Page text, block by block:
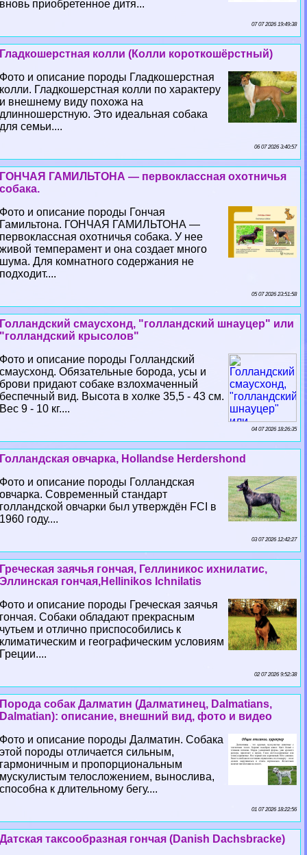
вновь приобретенное дитя...
07 07 2026 19:49:38
Гладкошерстная колли (Колли короткошёрстный)
Фото и описание породы Гладкошерстная
колли. Гладкошерстная колли по хаpaктеру
и внешнему виду похожа на
длинношерстную. Это идеальная собака
для семьи....
06 07 2026 3:40:57
ГОНЧАЯ ГАМИЛЬТОНА — первоклассная охотничья
собака.
Фото и описание породы Гончая
Гамильтона. ГОНЧАЯ ГАМИЛЬТОНА —
первоклассная охотничья собака. У нее
живой темперамент и она создает много
шума. Для комнатного содержания не
подходит....
05 07 2026 23:51:58
Голландский смаусхонд, "голландский шнауцер" или
"голландский крысолов"
Фото и описание породы Голландский
смаусхонд. Обязательные борода, усы и
брови придают собаке взлохмаченный
беспечный вид. Высота в холке 35,5 - 43 см.
Вес 9 - 10 кг....
04 07 2026 18:26:35
Голландская овчарка, Hollandse Herdershond
Фото и описание породы Голландская
овчарка. Современный стандарт
голландской овчарки был утверждён FCI в
1960 году....
03 07 2026 12:42:27
Греческая заячья гончая, Геллиникос ихнилатис,
Эллинская гончая,Hellinikos Ichnilatis
Фото и описание породы Греческая заячья
гончая. Собаки обладают прекрасным
чутьем и отлично приспособились к
климатическим и географическим условиям
Греции....
02 07 2026 9:52:38
Порода собак Далматин (Далматинец, Dalmatians,
Dalmatian): описание, внешний вид, фото и видео
Фото и описание породы Далматин. Собака
этой породы отличается сильным,
гармоничным и пропорциональным
мускулистым телосложением, вынослива,
способна к длительному бегу....
01 07 2026 18:22:56
Датская таксообразная гончая (Danish Dachsbracke)